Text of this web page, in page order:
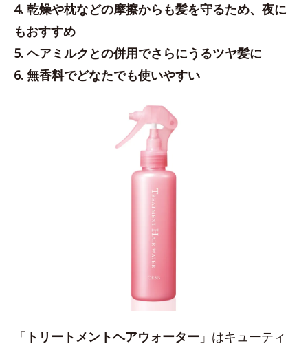
4. 乾燥や枕などの摩擦からも髪を守るため、夜に
もおすすめ
5. ヘアミルクとの併用でさらにうるツヤ髪に
6. 無香料でどなたでも使いやすい
「 トリートメントヘアウォーター 」はキューティ